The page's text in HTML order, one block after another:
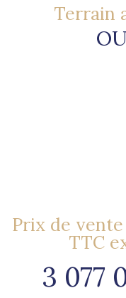
Terrain
Prix de
TTC
3 077